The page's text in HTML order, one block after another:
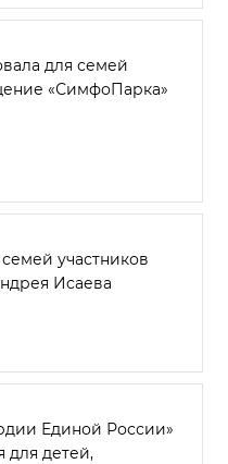
для семей
«СимфоПарка»
участников
Исаева
Единой России»
для детей,